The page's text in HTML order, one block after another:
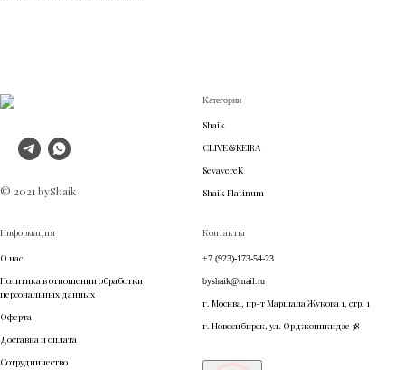
© 2021 byShaik
Категории
Shaik
CLIVE&KEIRA
SevavereK
Shaik Platinum
Информация
О нас
Политика в отношении обработки
персональных данных
Оферта
Доставка и оплата
Сотрудничество
Контакты
+7 (923)-173-54-23
byshaik@mail.ru
г. Москва, пр-т Маршала Жукова 1, стр. 1
г. Новосибирск, ул. Орджоникидзе 38